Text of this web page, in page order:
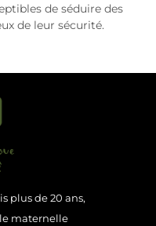
de séduire des
de leur sécurité.
plus de 20 ans,
maternelle